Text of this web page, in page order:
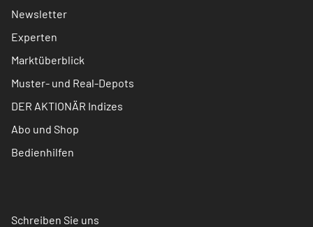
Newsletter
Experten
Marktüberblick
Muster- und Real-Depots
DER AKTIONÄR Indizes
Abo und Shop
Bedienhilfen
Schreiben Sie uns